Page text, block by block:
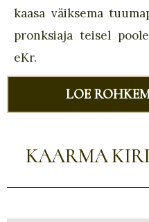
kaasa väiksema
pronksiaja teisel
eKr.
LOE
KAARMA